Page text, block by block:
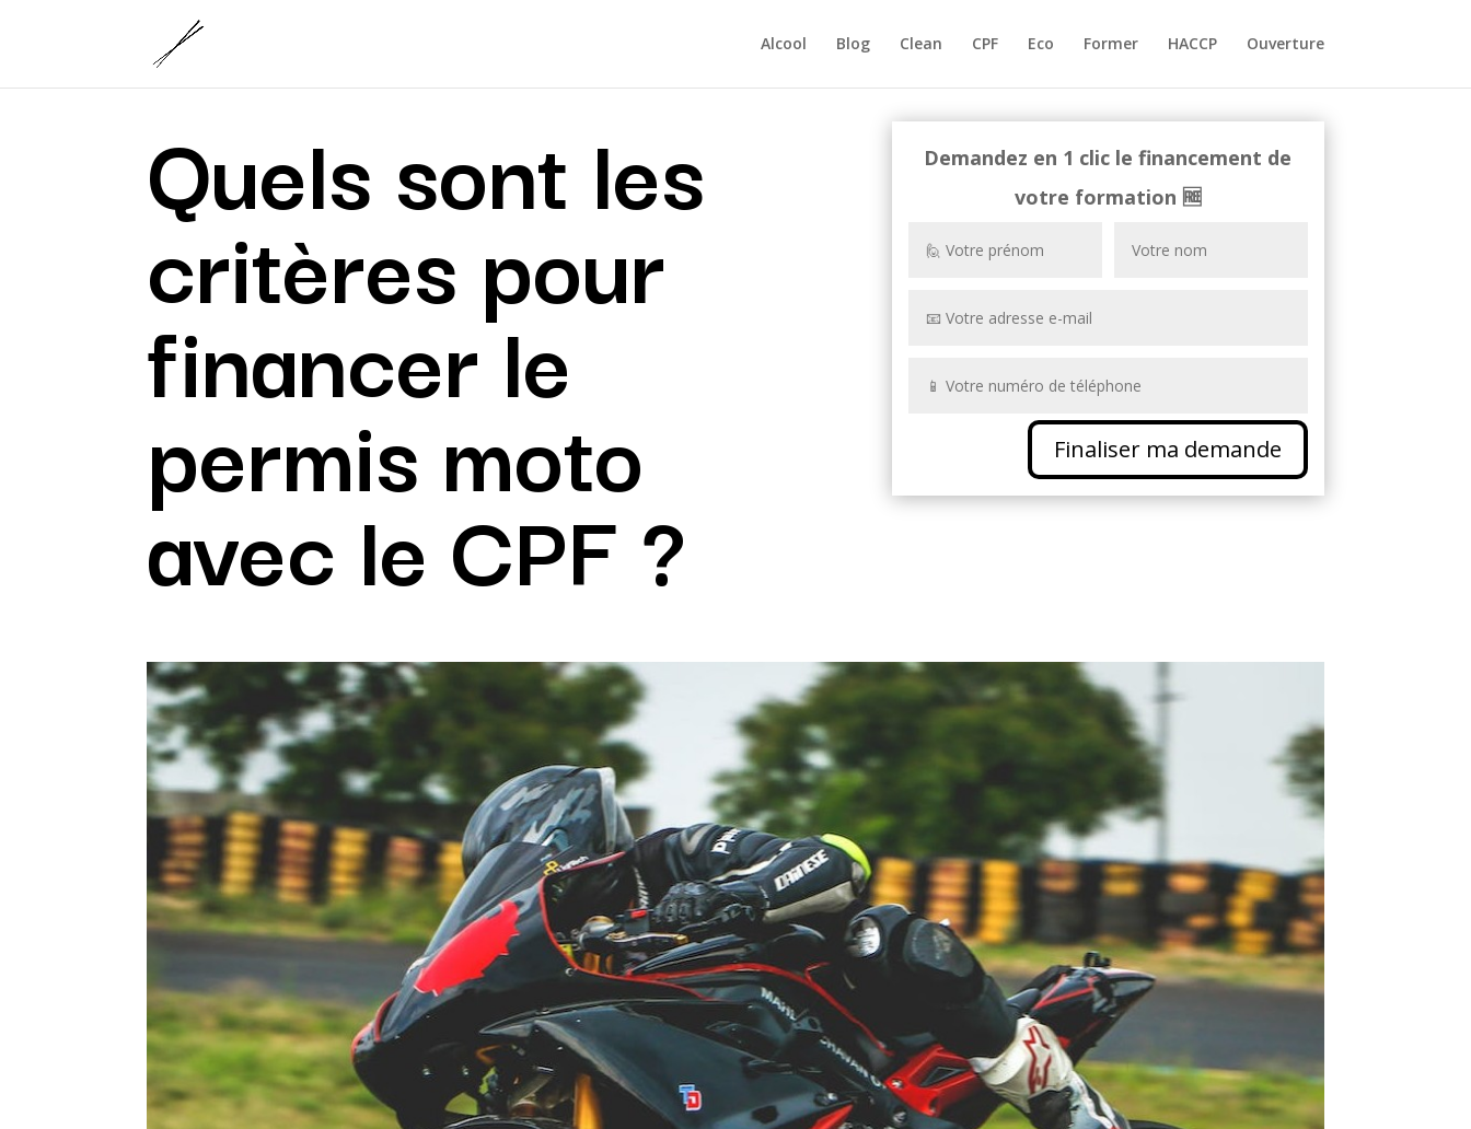
Alcool Blog Clean CPF Eco Former HACCP Ouverture
Quels sont les
critères pour
financer le
permis moto
avec le CPF ?
Demandez en 1 clic le financement de
votre formation 🆓
Finaliser ma demande